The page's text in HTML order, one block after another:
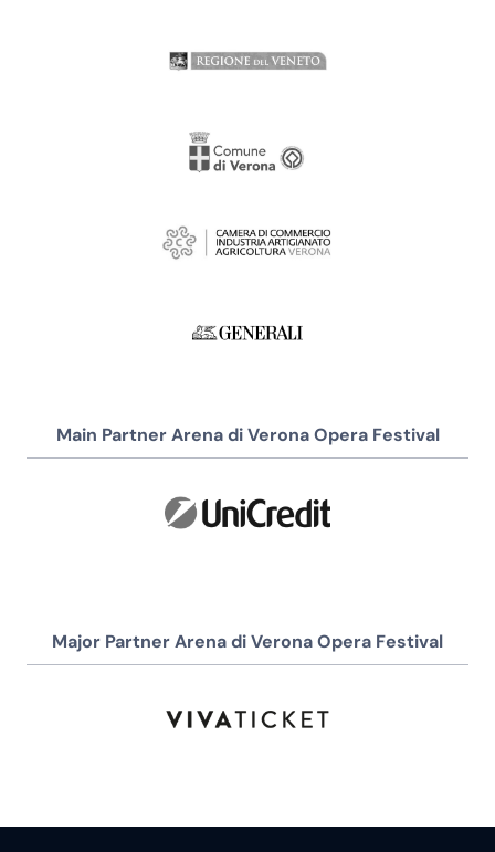
Main Partner Arena di Verona Opera Festival
Major Partner Arena di Verona Opera Festival